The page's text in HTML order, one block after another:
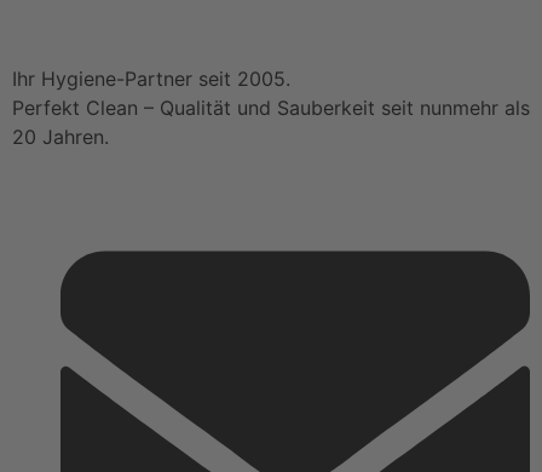
Ihr Hygiene-Partner seit 2005.
Perfekt Clean – Qualität und Sauberkeit seit nunmehr als
20 Jahren.